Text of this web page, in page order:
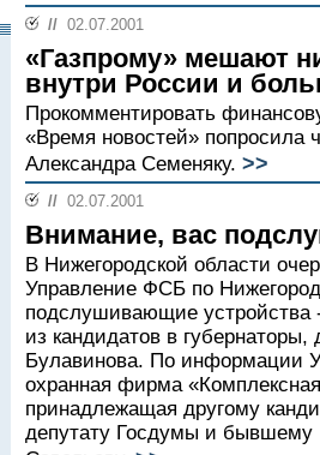
// 02.07.2001
«Газпрому» мешают
внутри России и
Прокомментировать
«Время новостей» попросила
Александра Семеняку. >>
// 02.07.2001
Внимание, вас
В Нижегородской области
Управление ФСБ по
подслушивающие устройства
из кандидатов в
Булавинова. По информации
охранная фирма
принадлежащая другому
депутату Госдумы и